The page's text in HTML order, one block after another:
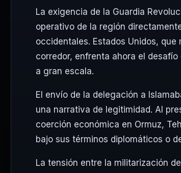
La exigencia de la Guardia
operativo de la región
occidentales. Estados Unidos,
corredor, enfrenta ahora el
a gran escala.
El envío de la delegación a
una narrativa de legitimidad. Al
coerción económica en Ormuz,
bajo sus términos diplomáticos o
La tensión entre la militarización